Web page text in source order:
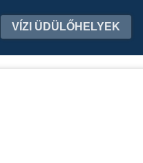
VÍZI ÜDÜLŐHELYEK